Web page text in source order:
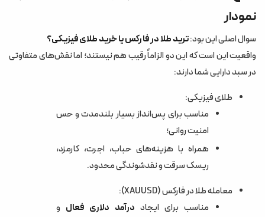
نمودار
سوال اصلی این بود:ترید طلا در فارکس یا خرید طلای فیزیکی؟
واقعیت این است که این دو الزاماً رقیب هم نیستند؛ اما نقش‌های متفاوتی
در سبد دارایی شما دارند:
طلای فیزیکی:
مناسب برای پس‌انداز بسیار بلندمدت و حس
امنیت روانی؛
همراه با هزینه‌های حباب، اجرت، کارمزد،
ریسک سرقت و نقدشوندگی محدود.
معامله طلا در فارکس (XAUUSD):
مناسب برای ایجاد درآمد دلاری فعال و